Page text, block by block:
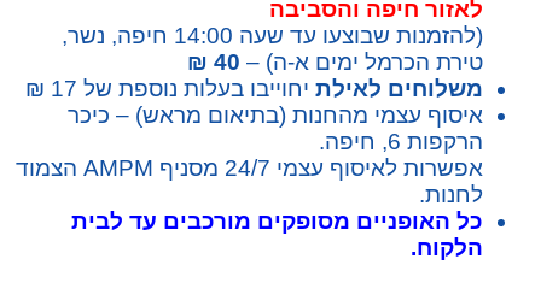
לאזור חיפה והסביבה
(להזמנות שבוצעו עד שעה 14:00 חיפה, נשר,
טירת הכרמל ימים א-ה) – 40 ₪
משלוחים לאילתיחוייבו בעלות נוספת של 17 ₪
איסוף עצמי מהחנות (בתיאום מראש) – כיכר
הרקפות 6, חיפה.
אפשרות לאיסוף עצמי 24/7 מסניף AMPM הצמוד
לחנות.
כל האופניים מסופקים מורכבים עד לבית
הלקוח.